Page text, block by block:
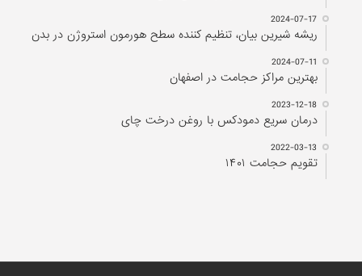
2024-07-17
ریشه شیرین بیان، تنظیم کننده سطح هورمون استروژن در بدن
2024-07-11
بهترین مراکز حجامت در اصفهان
2023-12-18
درمان سریع دمودکس با روغن درخت چای
2022-03-13
تقویم حجامت ۱۴۰۱